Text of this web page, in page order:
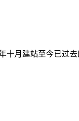
十月建站至今已过